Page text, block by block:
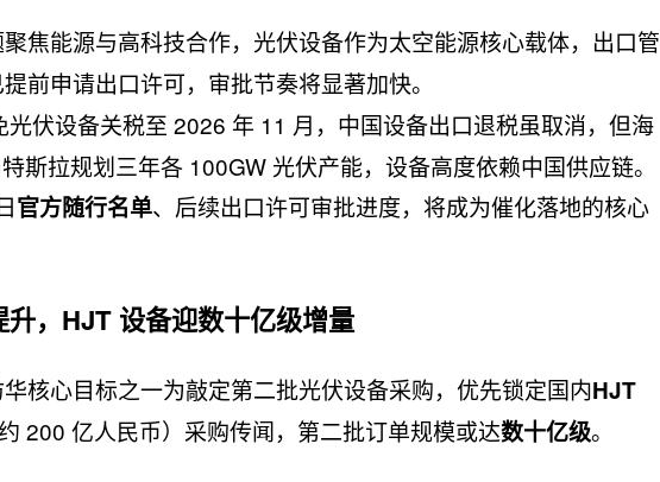
焦能源与高科技合作，光伏设备作为太空能源核心载体，出口管
前申请出口许可，审批节奏将显著加快。
光伏设备关税至 2026 年 11 月，中国设备出口退税虽取消，但海
斯拉规划三年各 100GW 光伏产能，设备高度依赖中国供应链。
官方随行名单、后续出口许可审批进度，将成为催化落地的核心
，HJT 设备迎数十亿级增量
核心目标之一为敲定第二批光伏设备采购，优先锁定国内HJT
200 亿人民币）采购传闻，第二批订单规模或达数十亿级。